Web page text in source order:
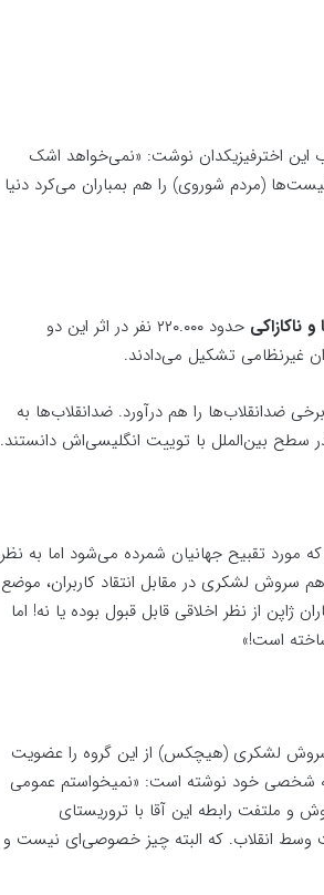
این اخترفیزیکدان نوشت: «نمی‌خواهد اشک
(مردم شوروی) را هم بمباران می‌کرد دنیا
ناکازاکی
حدود ۲۲۰.۰۰۰ نفر در اثر این دو
ضدانقلاب‌ها را هم درآورد. ضدانقلاب‌ها به
سطح بین‌الملل با توییت انگلیسی‌اش دانستند.
مورد تقبیح جهانیان شمرده می‌شود اما به نظر
سروش لشکری در مقابل انتقاد کاربران، موضع
از نظر اخلاقی قابل قبول بوده یا نه! اما
است!»
لشکری (هیچکس) از این گروه را عضویت
شخصی خود نوشته است: «نمیخواستم عمومی
و ملتفت رابطه این آقا با تروریستای
وسط انقلاب. که البته چیز خصوصی‌ای نیست و